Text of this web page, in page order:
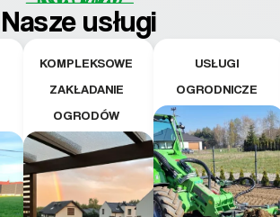
Nasze usługi
KOMPLEKSOWE
ZAKŁADANIE
OGRODÓW
USŁUGI
OGRODNICZE